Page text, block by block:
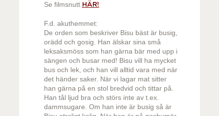
Se filmsnutt HÄR!
F.d. akuthemmet:
De orden som beskriver Bisu bäst är busig,
orädd och gosig. Han älskar sina små
leksaksmöss som han gärna bär med upp i
sängen och busar med! Bisu vill ha mycket
bus och lek, och han vill alltid vara med när
det händer saker. När vi lagar mat sitter
han gärna på en stol bredvid och tittar på.
Han tål ljud bra och störs inte av t.ex.
dammsugare. Om han inte är busig så är